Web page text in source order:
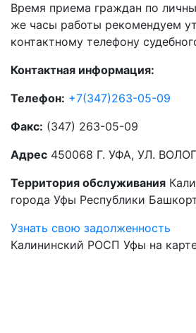
Время приема граждан по
же часы работы рекомендуем
контактному телефону
Контактная информация:
Телефон: +7(347)263-05-09
Факс: (347) 263-05-09
Адрес 450068 Г. УФА, УЛ.
Территория обслуживания
города Уфы Республики
Узнать свою задолженность
Калининский РОСП Уфы на